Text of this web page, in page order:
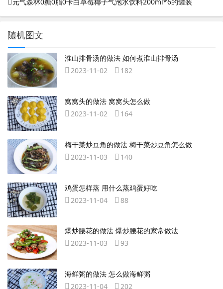
随机图文
淮山排骨汤的做法 如何煮淮山排骨汤
2023-11-02
182
窝窝头的做法 窝窝头怎么做
2023-11-02
164
梅干菜炒豆角的做法 梅干菜炒豆角怎么做
2023-11-03
140
鸡蛋怎样蒸 用什么蒸鸡蛋好吃
2023-11-04
88
爆炒腰花的做法 爆炒腰花的家常做法
2023-11-03
93
海鲜粥的做法 怎么做海鲜粥
2023-11-04
202